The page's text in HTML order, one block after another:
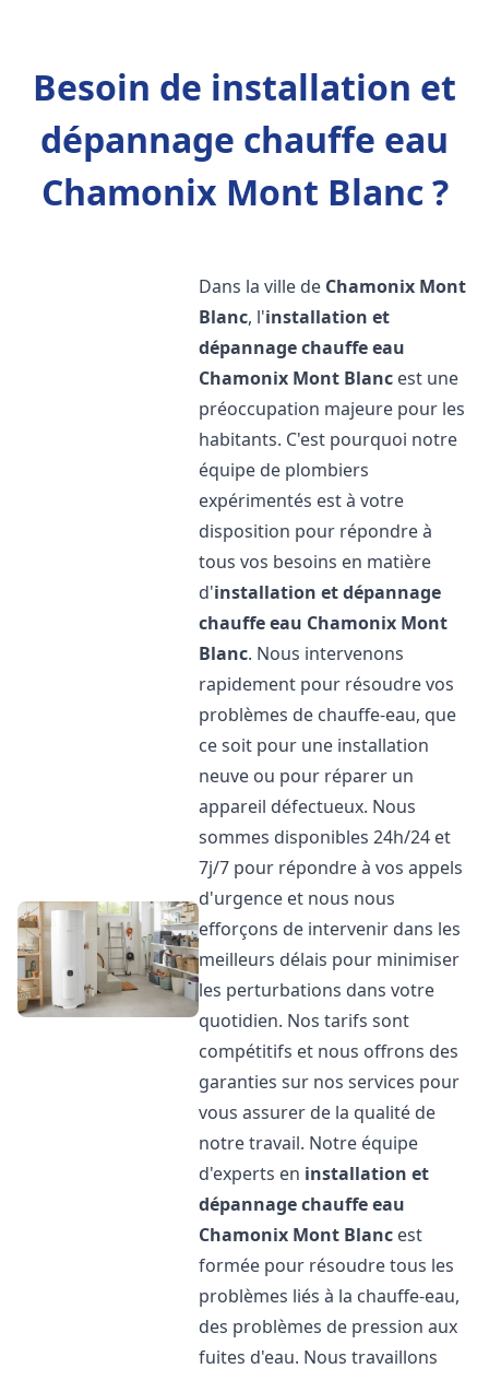
Besoin de installation et
dépannage chauffe eau
Chamonix Mont Blanc ?
Dans la ville de Chamonix Mont
Blanc, l'installation et
dépannage chauffe eau
Chamonix Mont Blanc est une
préoccupation majeure pour les
habitants. C'est pourquoi notre
équipe de plombiers
expérimentés est à votre
disposition pour répondre à
tous vos besoins en matière
d'installation et dépannage
chauffe eau Chamonix Mont
Blanc. Nous intervenons
rapidement pour résoudre vos
problèmes de chauffe-eau, que
ce soit pour une installation
neuve ou pour réparer un
appareil défectueux. Nous
sommes disponibles 24h/24 et
7j/7 pour répondre à vos appels
d'urgence et nous nous
efforçons de intervenir dans les
meilleurs délais pour minimiser
les perturbations dans votre
quotidien. Nos tarifs sont
compétitifs et nous offrons des
garanties sur nos services pour
vous assurer de la qualité de
notre travail. Notre équipe
d'experts en installation et
dépannage chauffe eau
Chamonix Mont Blanc est
formée pour résoudre tous les
problèmes liés à la chauffe-eau,
des problèmes de pression aux
fuites d'eau. Nous travaillons